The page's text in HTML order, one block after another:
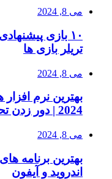
می 8, 2024
تریلر بازی ها
می 8, 2024
بهترین نرم
2024 | دور زدن تحریم ها
می 8, 2024
اندروید و آیفون